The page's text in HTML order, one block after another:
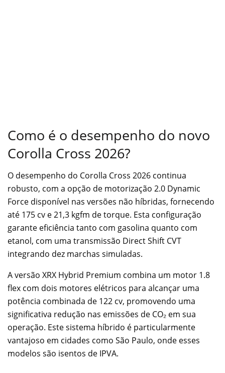
Como é o desempenho do novo
Corolla Cross 2026?
O desempenho do Corolla Cross 2026 continua
robusto, com a opção de motorização 2.0 Dynamic
Force disponível nas versões não híbridas, fornecendo
até 175 cv e 21,3 kgfm de torque. Esta configuração
garante eficiência tanto com gasolina quanto com
etanol, com uma transmissão Direct Shift CVT
integrando dez marchas simuladas.
A versão XRX Hybrid Premium combina um motor 1.8
flex com dois motores elétricos para alcançar uma
potência combinada de 122 cv, promovendo uma
significativa redução nas emissões de CO₂ em sua
operação. Este sistema híbrido é particularmente
vantajoso em cidades como São Paulo, onde esses
modelos são isentos de IPVA.